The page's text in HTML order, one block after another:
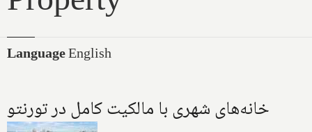
LanguageEnglish
خانه‌های شهری با مالکیت کامل در تورنتو